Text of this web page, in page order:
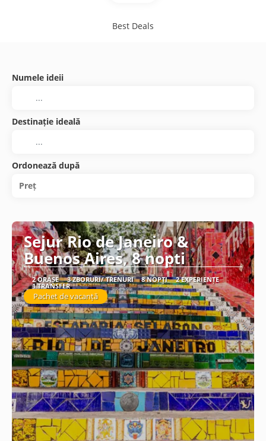
Best Deals
Numele ideii
Destinație ideală
Ordonează după
Preț
Sejur Rio de Janeiro &
Buenos Aires, 8 nopti
2 ORAȘE 3 ZBORURI/ TRENURI 8 NOPȚI 2 EXPERIENȚE
1 TRANSFER
Pachet de vacanță